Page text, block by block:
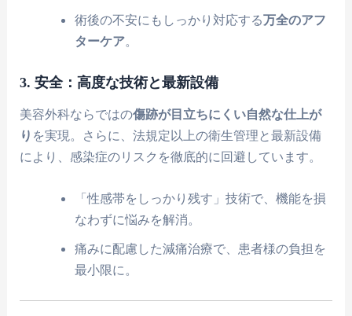
術後の不安にもしっかり対応する万全のアフ
ターケア。
3. 安全：高度な技術と最新設備
美容外科ならではの傷跡が目立ちにくい自然な仕上が
り を実現。さらに、法規定以上の衛生管理と最新設備
により、感染症のリスクを徹底的に回避しています。
「性感帯をしっかり残す」技術で、機能を損
なわずに悩みを解消。
痛みに配慮した減痛治療で、患者様の負担を
最小限に。